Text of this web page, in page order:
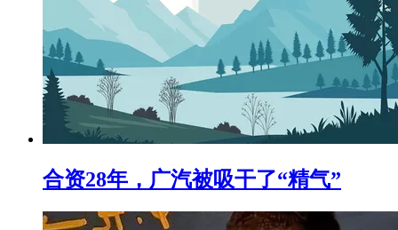
合资28年，广汽被吸干了“精气”